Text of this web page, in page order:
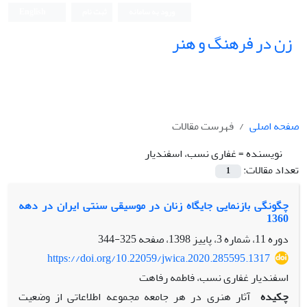
زن در فرهنگ و هنر
صفحه اصلی
فهرست مقالات
نویسنده =غفاری نسب، اسفندیار
تعداد مقالات:
1
چگونگی بازنمایی جایگاه زنان در موسیقی سنتی ایران در دهه
1360
دوره 11، شماره 3، پاییز 1398، صفحه
325-344
https://doi.org/10.22059/jwica.2020.285595.1317
اسفندیار غفاری نسب، فاطمه رفاهت
چکیده آثار هنری در هر جامعه مجموعه اطلاعاتی از وضعیت